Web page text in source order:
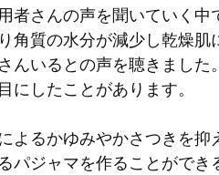
者さんの声を聞いていく中
角質の水分が減少し乾燥肌
んいるとの声を聴きました
したことがあります。
よるかゆみやかさつきを抑
パジャマを作ることができ